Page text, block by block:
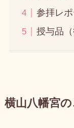
参拝レポ
授与品
横山八幡宮